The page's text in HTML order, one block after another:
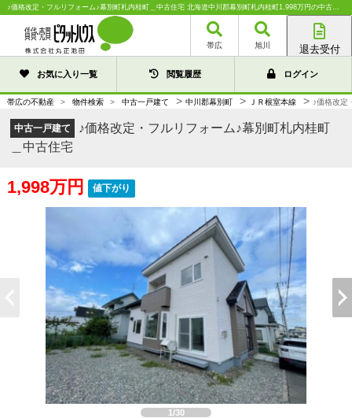
♪価格改定・フルリフォーム♪幕別町札内桂町＿中古住宅 北海道中川郡幕別町札内桂町1,998万円の中古一戸建て｜中古住宅や中古物件情報｜株式会社丸正池田
帯広 旭川 退去受付
旭川店
お気に入り一覧 閲覧履歴 ログイン
帯広の不動産 > 物件検索 > 中古一戸建て > 中川郡幕別町 > ＪＲ根室本線 > ♪価格改定
中古一戸建て
♪価格改定・フルリフォーム♪幕別町札内桂町
＿中古住宅
1,998万円 値下がり
1/30